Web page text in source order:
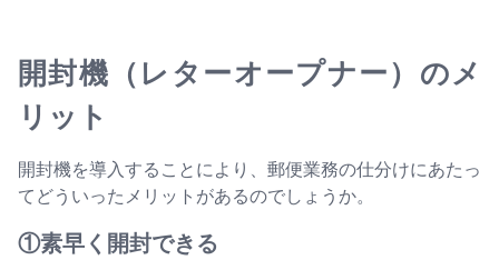
開封機（レターオープナー）のメ
リット
開封機を導入することにより、郵便業務の仕分けにあたっ
てどういったメリットがあるのでしょうか。
①素早く開封できる